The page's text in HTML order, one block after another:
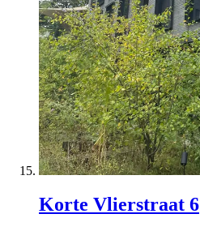
Korte Vlierstraat 6